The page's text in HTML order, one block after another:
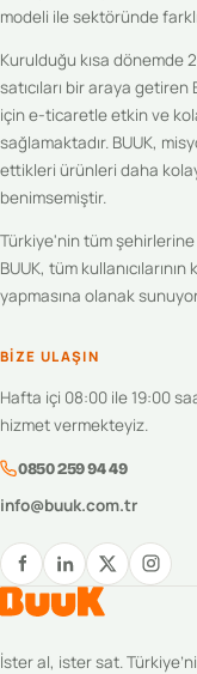
modeli ile sektöründe
Kurulduğu kısa dönemde
satıcıları bir araya
için e-ticaretle etkin ve
sağlamaktadır. BUUK,
ettikleri ürünleri daha
benimsemiştir.
Türkiye'nin tüm
BUUK, tüm
yapmasına olanak
BIZE ULAŞIN
Hafta içi 08:00 ile 19:00
hizmet vermekteyiz.
0850 259 94 49
info@buuk.com.tr
İster al, ister sat.